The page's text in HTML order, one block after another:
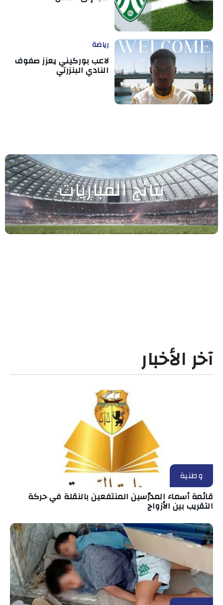
رياضة
لاعب بوركيني يعزز صفوف
النادي البنزرتي
نتائج المباريات
آخر الأخبار
وطنية
قائمة أسماء المدرّسين المنتفعين بالنقلة في حركة
التقريب بين الأزواج